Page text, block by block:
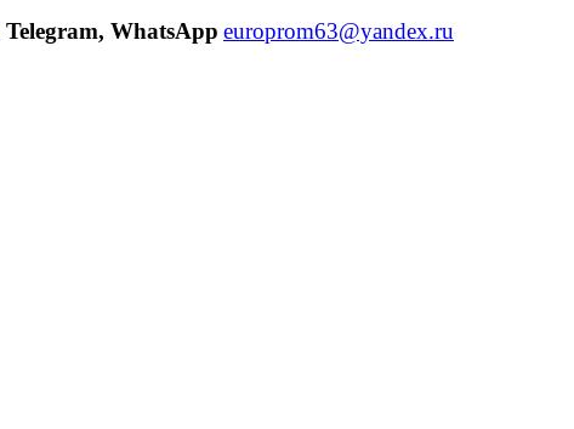
Telegram, WhatsApp europrom63@yandex.ru